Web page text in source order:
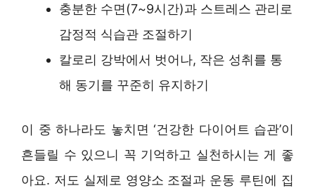
충분한 수면(7~9시간)과 스트레스 관리로
감정적 식습관 조절하기
칼로리 강박에서 벗어나, 작은 성취를 통
해 동기를 꾸준히 유지하기
이 중 하나라도 놓치면 ‘건강한 다이어트 습관’이
흔들릴 수 있으니 꼭 기억하고 실천하시는 게 좋
아요. 저도 실제로 영양소 조절과 운동 루틴에 집